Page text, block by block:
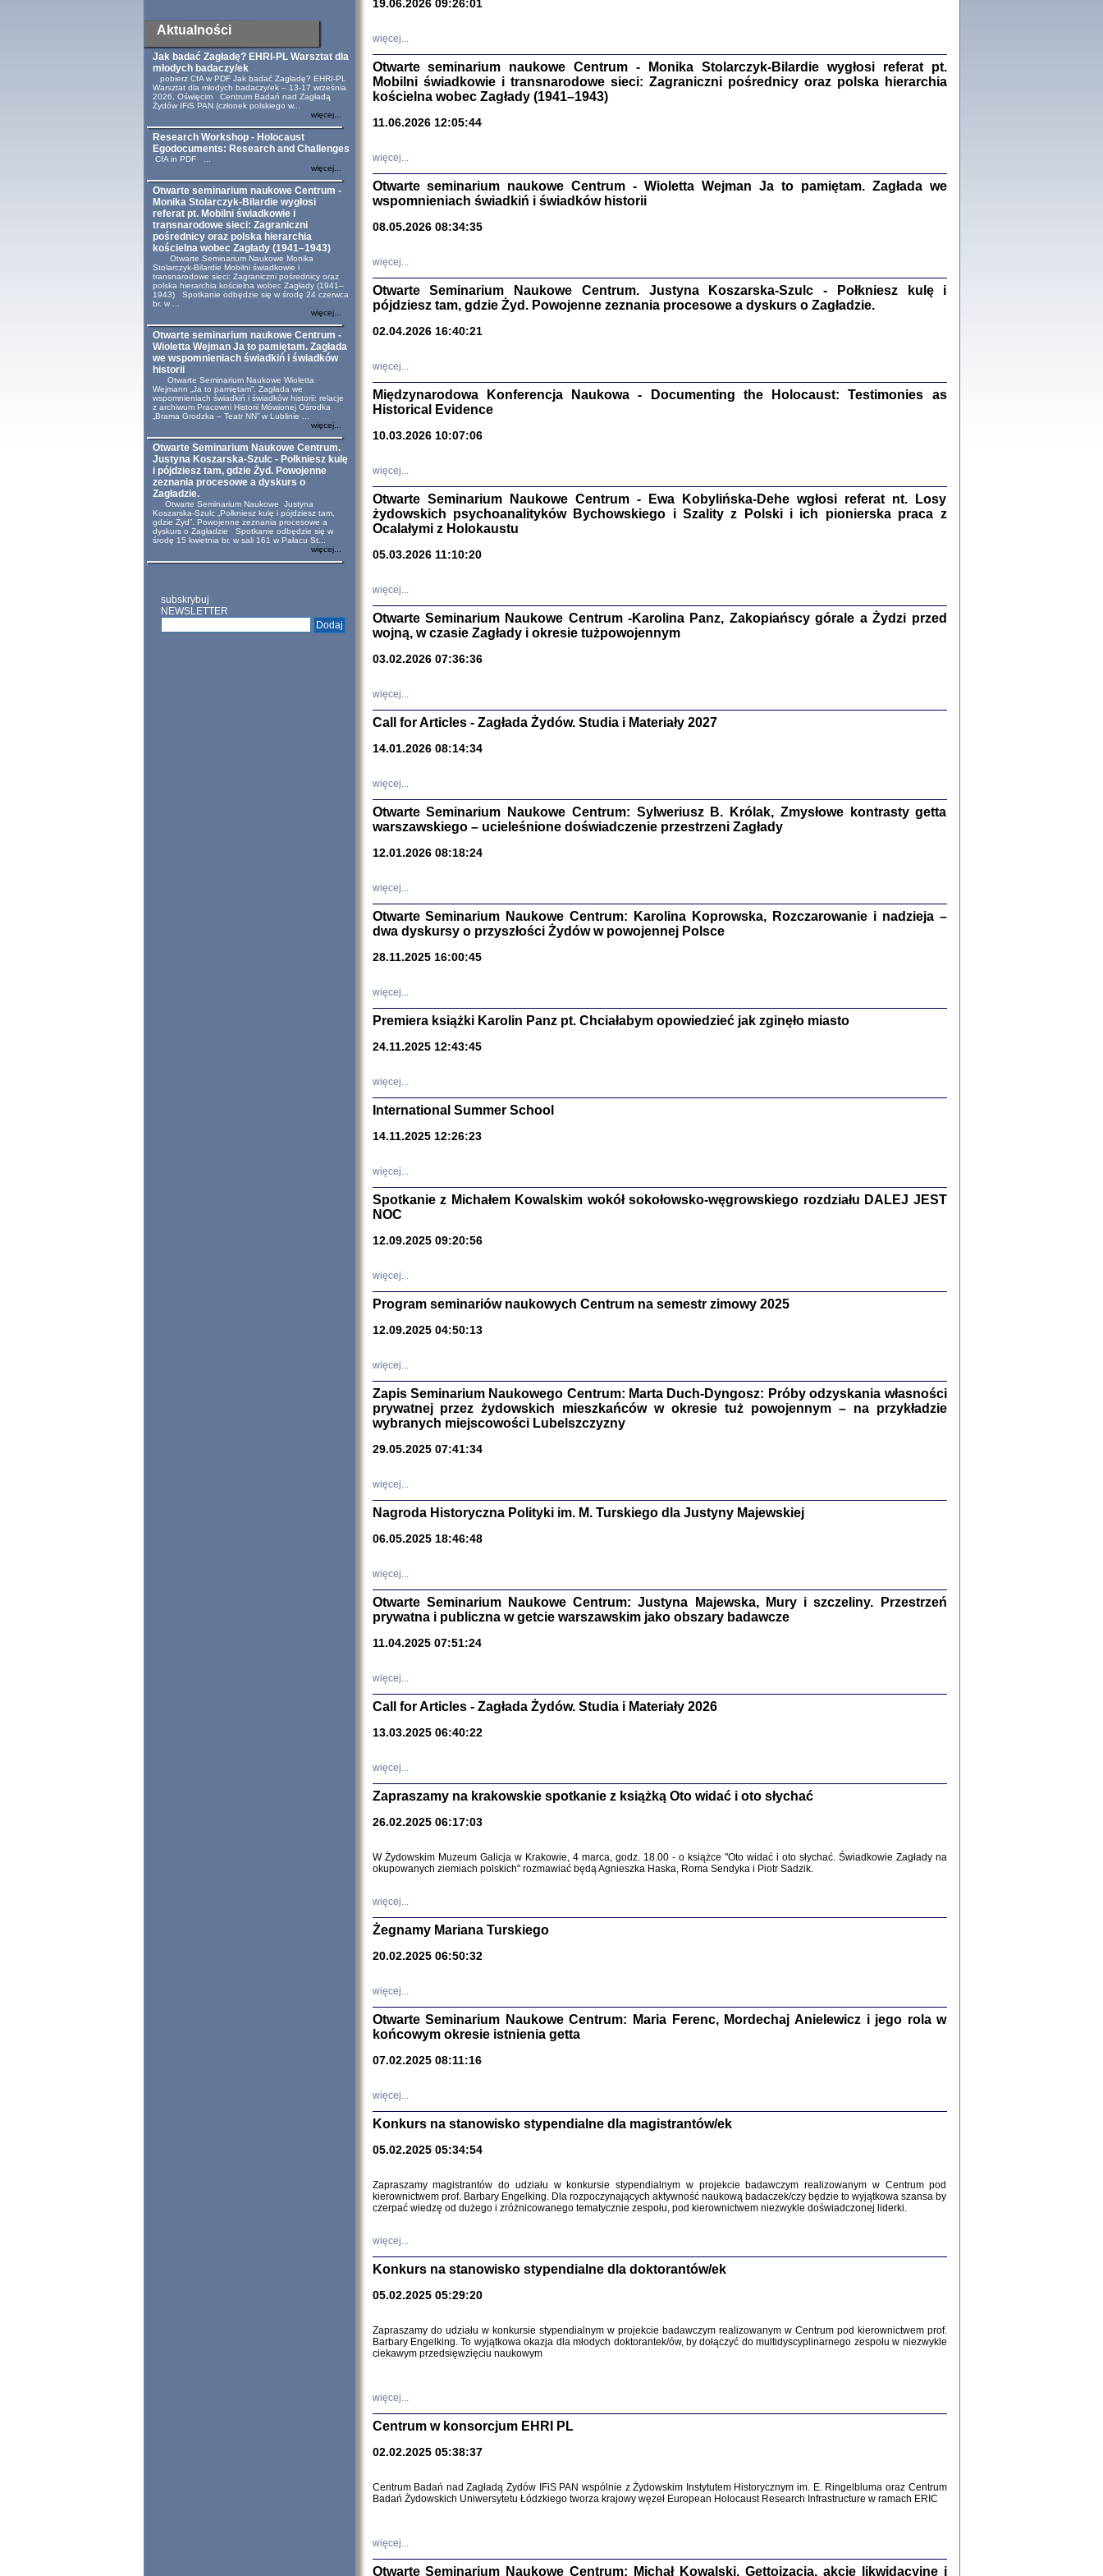
Aktualności
Jak badać Zagładę? EHRI-PL Warsztat dla
młodych badaczy/ek
pobierz CfA w PDF Jak badać Zagładę? EHRI-PL
Warsztat dla młodych badaczy/ek – 13-17 września
2026, Oświęcim Centrum Badań nad Zagładą
Żydów IFiS PAN (członek polskiego w...
więcej...
Research Workshop - Holocaust
Egodocuments: Research and Challenges
CfA in PDF ...
więcej...
Otwarte seminarium naukowe Centrum -
Monika Stolarczyk-Bilardie wygłosi
referat pt. Mobilni świadkowie i
transnarodowe sieci: Zagraniczni
pośrednicy oraz polska hierarchia
kościelna wobec Zagłady (1941–1943)
Otwarte Seminarium Naukowe Monika
Stolarczyk-Bilardie Mobilni świadkowie i
transnarodowe sieci: Zagraniczni pośrednicy oraz
polska hierarchia kościelna wobec Zagłady (1941–
1943) Spotkanie odbędzie się w środę 24 czerwca
br. w ...
więcej...
Otwarte seminarium naukowe Centrum -
Wioletta Wejman Ja to pamiętam. Zagłada
we wspomnieniach świadkiń i świadków
historii
Otwarte Seminarium Naukowe Wioletta
Wejmann „Ja to pamiętam”. Zagłada we
wspomnieniach świadkiń i świadków historii: relacje
z archiwum Pracowni Historii Mówionej Ośrodka
„Brama Grodzka – Teatr NN” w Lublinie ...
więcej...
Otwarte Seminarium Naukowe Centrum.
Justyna Koszarska-Szulc - Połkniesz kulę
i pójdziesz tam, gdzie Żyd. Powojenne
zeznania procesowe a dyskurs o
Zagładzie.
Otwarte Seminarium Naukowe Justyna
Koszarska-Szulc „Połkniesz kulę i pójdziesz tam,
gdzie Żyd”. Powojenne zeznania procesowe a
dyskurs o Zagładzie Spotkanie odbędzie się w
środę 15 kwietnia br. w sali 161 w Pałacu St...
więcej...
subskrybuj
NEWSLETTER
oprac. Aleksandra Bańkowska
Warszawa 2022
oprac. Aleksandra Bańkowska, wstęp Jacek Leociak
Warszawa 2021
Studia i Materiały
nr 17, R. 2021
NIE WIEMY CO PRZYNIESIE NAM KOLEJNA GODZINA ...
Dziennik pisany w ukryciu w latach 1943-1944
Zagłada Żydów.
Sewek Okonowski, oprac. Marta Janczewska
PISZĄCY TE SŁOWA JEST PRACOWNIKIEM
GETTOWEJ INSTYTUCJI ...
'z Dziennika' i inne pisma z łódzkiego getta
Józef Zelkowicz, tłum. z jidysz, oprac. i wstęp. Monika Polit
CZYTAJĄC GAZETĘ NIEMIECKĄ ...
Warszawa 2019
red. i wstęp Barbara Engelking, Jan Grabowski
Stanisław Adler, oprac. i wstępem opatrzyłaMarta Janczewska
Warszawa 2018
Warszawa 2017
Pisma Kopla i Mirki Piżyców o życiu w getcie i okupowanej
Warszawie
Warszawa 2016
SZCZĘŚCIE JEST POSIADAĆ DOM POD ZIEMIĄ ...
19.06.2026 09:26:01
więcej...
Otwarte seminarium naukowe Centrum - Monika Stolarczyk-Bilardie wygłosi referat pt.
Mobilni świadkowie i transnarodowe sieci: Zagraniczni pośrednicy oraz polska hierarchia
kościelna wobec Zagłady (1941–1943)
11.06.2026 12:05:44
więcej...
Otwarte seminarium naukowe Centrum - Wioletta Wejman Ja to pamiętam. Zagłada we
wspomnieniach świadkiń i świadków historii
08.05.2026 08:34:35
więcej...
Otwarte Seminarium Naukowe Centrum. Justyna Koszarska-Szulc - Połkniesz kulę i
pójdziesz tam, gdzie Żyd. Powojenne zeznania procesowe a dyskurs o Zagładzie.
02.04.2026 16:40:21
więcej...
Międzynarodowa Konferencja Naukowa - Documenting the Holocaust: Testimonies as
Historical Evidence
10.03.2026 10:07:06
więcej...
Otwarte Seminarium Naukowe Centrum - Ewa Kobylińska-Dehe wgłosi referat nt. Losy
żydowskich psychoanalityków Bychowskiego i Szality z Polski i ich pionierska praca z
Ocalałymi z Holokaustu
05.03.2026 11:10:20
więcej...
Otwarte Seminarium Naukowe Centrum -Karolina Panz, Zakopiańscy górale a Żydzi przed
wojną, w czasie Zagłady i okresie tużpowojennym
03.02.2026 07:36:36
więcej...
Call for Articles - Zagłada Żydów. Studia i Materiały 2027
14.01.2026 08:14:34
więcej...
Otwarte Seminarium Naukowe Centrum: Sylweriusz B. Królak, Zmysłowe kontrasty getta
warszawskiego – ucieleśnione doświadczenie przestrzeni Zagłady
12.01.2026 08:18:24
więcej...
Otwarte Seminarium Naukowe Centrum: Karolina Koprowska, Rozczarowanie i nadzieja –
dwa dyskursy o przyszłości Żydów w powojennej Polsce
28.11.2025 16:00:45
więcej...
Premiera książki Karolin Panz pt. Chciałabym opowiedzieć jak zginęło miasto
24.11.2025 12:43:45
więcej...
International Summer School
14.11.2025 12:26:23
więcej...
Spotkanie z Michałem Kowalskim wokół sokołowsko-węgrowskiego rozdziału DALEJ JEST
NOC
12.09.2025 09:20:56
więcej...
Program seminariów naukowych Centrum na semestr zimowy 2025
12.09.2025 04:50:13
więcej...
Zapis Seminarium Naukowego Centrum: Marta Duch-Dyngosz: Próby odzyskania własności
prywatnej przez żydowskich mieszkańców w okresie tuż powojennym – na przykładzie
wybranych miejscowości Lubelszczyzny
29.05.2025 07:41:34
więcej...
Nagroda Historyczna Polityki im. M. Turskiego dla Justyny Majewskiej
06.05.2025 18:46:48
więcej...
Otwarte Seminarium Naukowe Centrum: Justyna Majewska, Mury i szczeliny. Przestrzeń
prywatna i publiczna w getcie warszawskim jako obszary badawcze
11.04.2025 07:51:24
więcej...
Call for Articles - Zagłada Żydów. Studia i Materiały 2026
13.03.2025 06:40:22
więcej...
Zapraszamy na krakowskie spotkanie z książką Oto widać i oto słychać
26.02.2025 06:17:03
W Żydowskim Muzeum Galicja w Krakowie, 4 marca, godz. 18.00 - o książce "Oto widać i oto słychać. Świadkowie Zagłady na
okupowanych ziemiach polskich" rozmawiać będą Agnieszka Haska, Roma Sendyka i Piotr Sadzik.
więcej...
Żegnamy Mariana Turskiego
20.02.2025 06:50:32
więcej...
Otwarte Seminarium Naukowe Centrum: Maria Ferenc, Mordechaj Anielewicz i jego rola w
końcowym okresie istnienia getta
07.02.2025 08:11:16
więcej...
Konkurs na stanowisko stypendialne dla magistrantów/ek
05.02.2025 05:34:54
Zapraszamy magistrantów do udziału w konkursie stypendialnym w projekcie badawczym realizowanym w Centrum pod
kierownictwem prof. Barbary Engelking. Dla rozpoczynających aktywność naukową badaczek/czy będzie to wyjątkowa szansa by
czerpać wiedzę od dużego i zróżnicowanego tematycznie zespołu, pod kierownictwem niezwykle doświadczonej liderki.
więcej...
Konkurs na stanowisko stypendialne dla doktorantów/ek
05.02.2025 05:29:20
Zapraszamy do udziału w konkursie stypendialnym w projekcie badawczym realizowanym w Centrum pod kierownictwem prof.
Barbary Engelking. To wyjątkowa okazja dla młodych doktorantek/ów, by dołączyć do multidyscyplinarnego zespołu w niezwykle
ciekawym przedsięwzięciu naukowym
więcej...
Centrum w konsorcjum EHRI PL
02.02.2025 05:38:37
Centrum Badań nad Zagładą Żydów IFiS PAN wspólnie z Żydowskim Instytutem Historycznym im. E. Ringelbluma oraz Centrum
Badań Żydowskich Uniwersytetu Łódzkiego tworza krajowy węzeł European Holocaust Research Infrastructure w ramach ERIC
więcej...
Otwarte Seminarium Naukowe Centrum: Michał Kowalski, Gettoizacja, akcje likwidacyjne i